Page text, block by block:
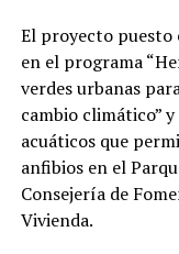
El proyecto puesto
en el programa
verdes urbanas
cambio climático”
acuáticos que
anfibios en el
Consejería de
Vivienda.